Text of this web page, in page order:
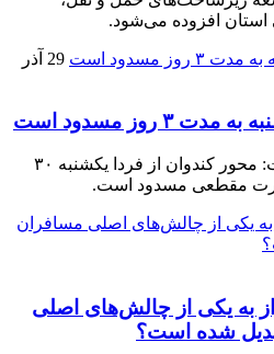
استان افزوده می‌شود.
29 آذر
روز مسدود است
رئیس پلیس راه مازندران گفت: محور کندوان از فردا یکشنبه ۳۰
مقطعی مسدود است.
به یکی از چالش‌های اصلی
شده است؟